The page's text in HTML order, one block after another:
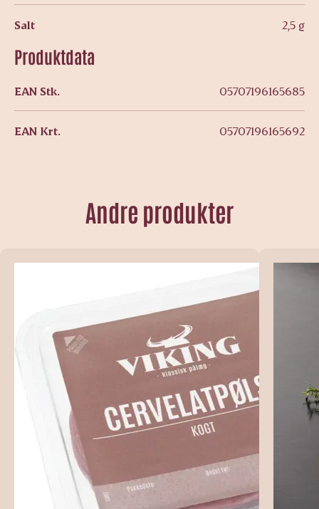
Salt 2,5 g
Produktdata
EAN Stk. 05707196165685
EAN Krt. 05707196165692
Andre produkter